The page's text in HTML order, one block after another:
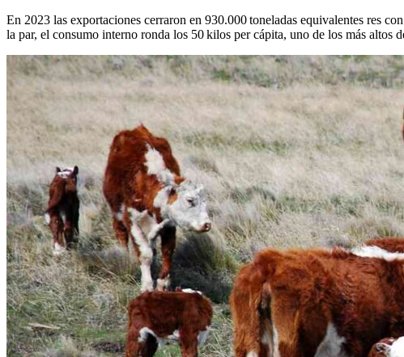
En 2023 las exportaciones cerraron en 930.000 toneladas equivalentes res
la par, el consumo interno ronda los 50 kilos per cápita, uno de los más altos